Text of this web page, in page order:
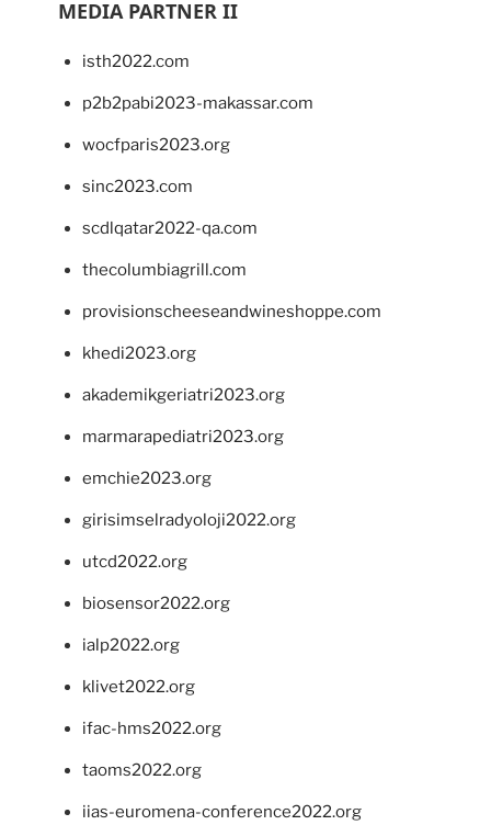
MEDIA PARTNER II
isth2022.com
p2b2pabi2023-makassar.com
wocfparis2023.org
sinc2023.com
scdlqatar2022-qa.com
thecolumbiagrill.com
provisionscheeseandwineshoppe.com
khedi2023.org
akademikgeriatri2023.org
marmarapediatri2023.org
emchie2023.org
girisimselradyoloji2022.org
utcd2022.org
biosensor2022.org
ialp2022.org
klivet2022.org
ifac-hms2022.org
taoms2022.org
iias-euromena-conference2022.org